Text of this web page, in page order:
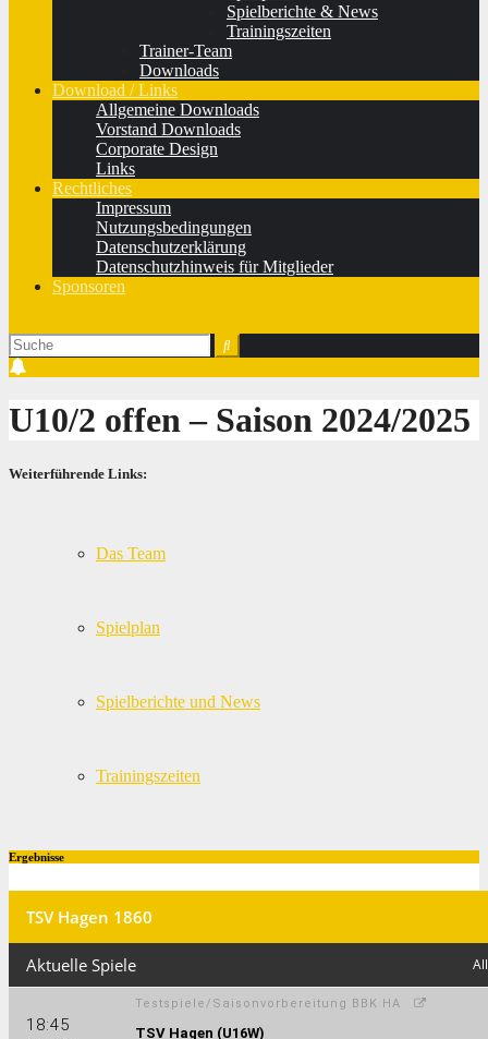
Spielberichte & News
Trainingszeiten
Trainer-Team
Downloads
Download / Links
Allgemeine Downloads
Vorstand Downloads
Corporate Design
Links
Rechtliches
Impressum
Nutzungsbedingungen
Datenschutzerklärung
Datenschutzhinweis für Mitglieder
Sponsoren
U10/2 offen ‒ Saison 2024/2025
Weiterführende Links:
Das Team
Spielplan
Spielberichte und News
Trainingszeiten
Ergebnisse